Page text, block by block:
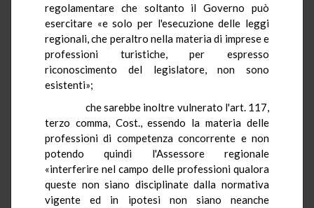
regolamentare che soltanto il Governo può
esercitare «e solo per l'esecuzione delle leggi
regionali, che peraltro nella materia di imprese e
professioni turistiche, per espresso
riconoscimento del legislatore, non sono
esistenti»;
che sarebbe inoltre vulnerato l'art. 117,
terzo comma, Cost., essendo la materia delle
professioni di competenza concorrente e non
potendo quindi l'Assessore regionale
«interferire nel campo delle professioni qualora
queste non siano disciplinate dalla normativa
vigente ed in ipotesi non siano neanche